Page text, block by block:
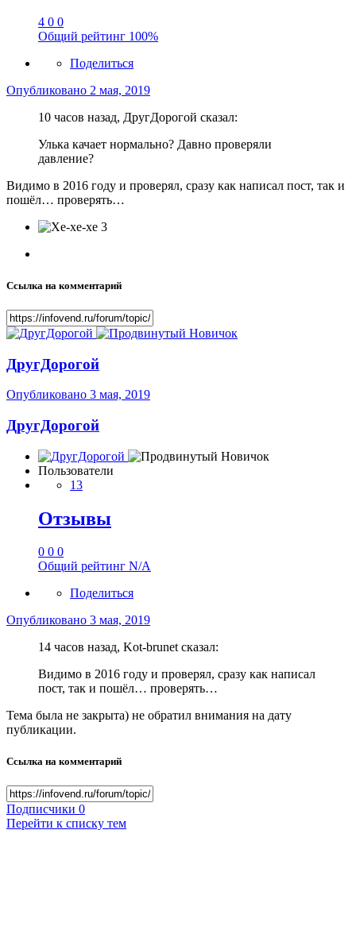
4 0 0
Общий рейтинг 100%
Поделиться
Опубликовано 2 мая, 2019
10 часов назад, ДругДорогой сказал:
Улька качает нормально? Давно проверяли
давление?
Видимо в 2016 году и проверял, сразу как написал пост, так и
пошёл… проверять…
3
Ссылка на комментарий
ДругДорогой
Опубликовано 3 мая, 2019
ДругДорогой
Пользователи
13
Отзывы
0 0 0
Общий рейтинг N/A
Поделиться
Опубликовано 3 мая, 2019
14 часов назад, Kot-brunet сказал:
Видимо в 2016 году и проверял, сразу как написал
пост, так и пошёл… проверять…
Тема была не закрыта) не обратил внимания на дату
публикации.
Ссылка на комментарий
Подписчики 0
Перейти к списку тем